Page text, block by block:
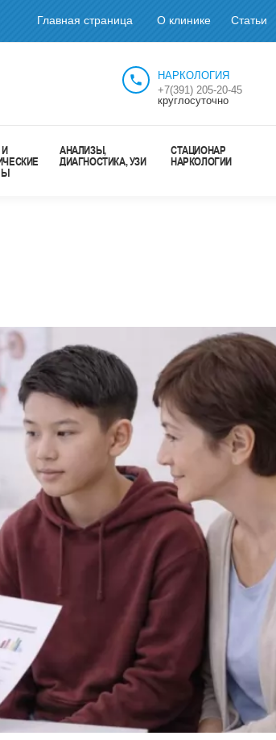
Главная страница О клинике Статьи
НАРКОЛОГИЯ
+7(391) 205-20-45
круглосуточно
АНАЛИЗЫ,
ДИАГНОСТИКА, УЗИ
СТАЦИОНАР
НАРКОЛОГИИ